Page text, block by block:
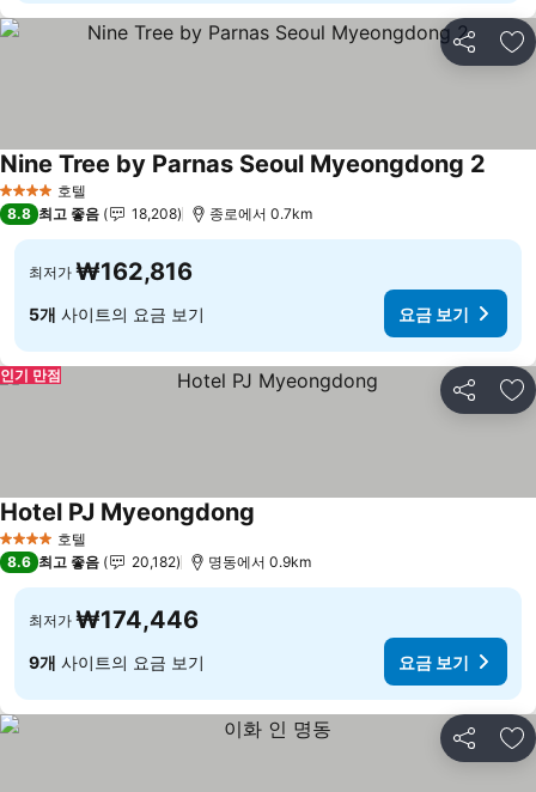
공유 즐
4 성급 호텔
Nine Tree by Parnas Seoul Myeongdong 2
8.8 최고 좋음 18,208 종로에서 0.7km
최저가 ₩162,816
5개 사이트의 요금 보기 요금 보기
공유 즐
인기 만점
4 성급 호텔
Hotel PJ Myeongdong
8.6 최고 좋음 20,182 명동에서 0.9km
최저가 ₩174,446
9개 사이트의 요금 보기 요금 보기
공유 즐